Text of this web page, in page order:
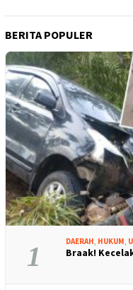
BERITA POPULER
1 DAERAH, HUKUM,
Braak!